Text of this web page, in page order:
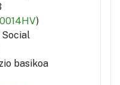
)
Social
basikoa